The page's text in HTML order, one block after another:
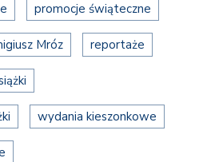
promocje świąteczne
Mróz reportaże
wydania kieszonkowe